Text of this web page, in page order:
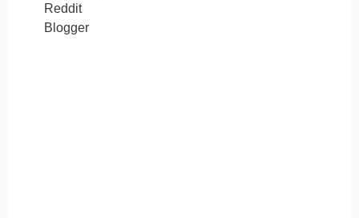
Reddit
Blogger